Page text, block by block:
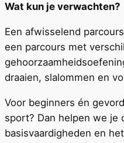
Wat kun je verwachten?
Een afwisselend
een parcours met
draaien, slalommen en
Voor beginners én
sport? Dan helpen we je
basisvaardigheden en